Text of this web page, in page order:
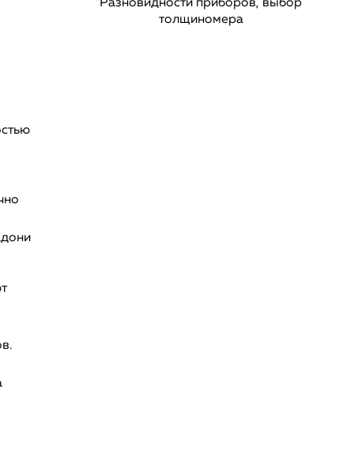
Разновидности приборов, выбор
толщиномера